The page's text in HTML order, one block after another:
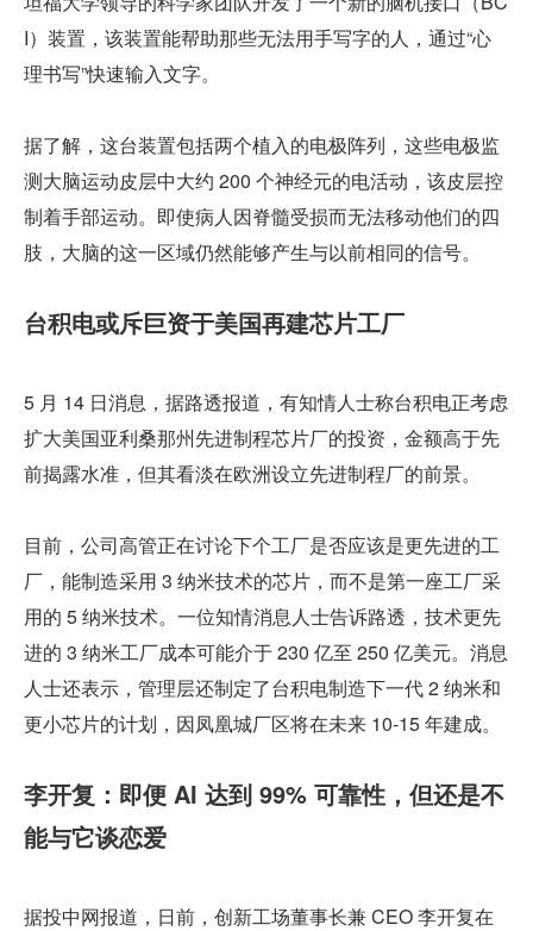
I）装置，该装置能帮助那些无法用手写字的人，通过“心
理书写”快速输入文字。
据了解，这台装置包括两个植入的电极阵列，这些电极监
测大脑运动皮层中大约 200 个神经元的电活动，该皮层控
制着手部运动。即使病人因脊髓受损而无法移动他们的四
肢，大脑的这一区域仍然能够产生与以前相同的信号。
台积电或斥巨资于美国再建芯片工厂
5 月 14 日消息，据路透报道，有知情人士称台积电正考虑
扩大美国亚利桑那州先进制程芯片厂的投资，金额高于先
前揭露水准，但其看淡在欧洲设立先进制程厂的前景。
目前，公司高管正在讨论下个工厂是否应该是更先进的工
厂，能制造采用 3 纳米技术的芯片，而不是第一座工厂采
用的 5 纳米技术。一位知情消息人士告诉路透，技术更先
进的 3 纳米工厂成本可能介于 230 亿至 250 亿美元。消息
人士还表示，管理层还制定了台积电制造下一代 2 纳米和
更小芯片的计划，因凤凰城厂区将在未来 10-15 年建成。
李开复：即便 AI 达到 99% 可靠性，但还是不
能与它谈恋爱
据投中网报道，日前，创新工场董事长兼 CEO 李开复在